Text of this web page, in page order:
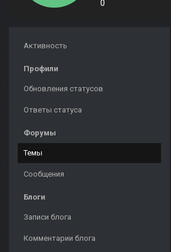
0
Активность
Профили
Обновления статусов
Ответы статуса
Форумы
Темы
Сообщения
Блоги
Записи блога
Комментарии блога